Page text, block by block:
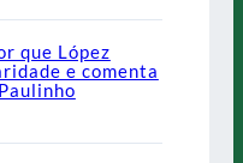
que López
e comenta